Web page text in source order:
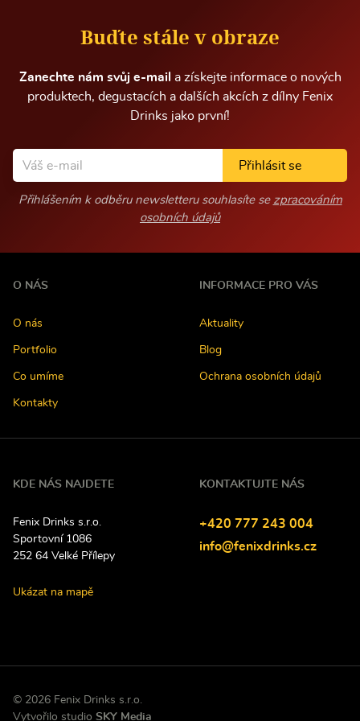
m
a
Buďte stále v obraze
Zanechte nám svůj e-mail
a získejte informace o nových
produktech, degustacích a dalších akcích z dílny Fenix
Drinks jako první!
Přihlásit se
Přihlášením k odběru newsletteru souhlasíte se zpracováním
osobních údajů
O NÁS
O nás
Portfolio
Co umíme
Kontakty
INFORMACE PRO VÁS
Aktuality
Blog
Ochrana osobních údajů
KDE NÁS NAJDETE
Fenix Drinks s.r.o.
Sportovní 1086
252 64 Velké Přílepy
Ukázat na mapě
KONTAKTUJTE NÁS
Telefon:
+420 777 243 004
E-
info@fenixdrinks.cz
© 2026 Fenix Drinks s.r.o.
Vytvořilo studio SKY Media